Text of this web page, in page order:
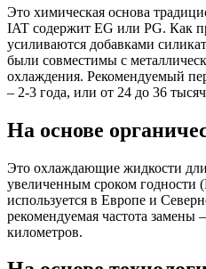
Это химическая основа
IAT содержит EG или PG. Как
усиливаются добавками
были совместимы с
охлаждения. Рекомендуемый
– 2-3 года, или от 24 до 36
На основе
Это охлаждающие жидкости
увеличенным сроком
используется в Европе и
рекомендуемая частота замены
километров.